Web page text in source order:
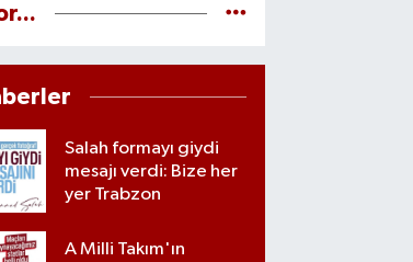
Salah formayı giydi
mesajı verdi: Bize her
yer Trabzon
A Milli Takım'ın